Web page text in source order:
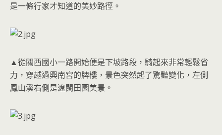
是一條行家才知道的美妙路徑。
▲從關西國小一路開始便是下坡路段，騎起來非常輕鬆省
力，穿越過興南宮的牌樓，景色突然起了驚豔變化，左側
鳳山溪右側是遼闊田園美景。